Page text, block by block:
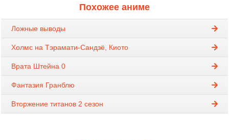
Похожее аниме
Ложные выводы
Холмс на Тэрамати-Сандзё, Киото
Врата Штейна 0
Фантазия Гранблю
Вторжение титанов 2 сезон